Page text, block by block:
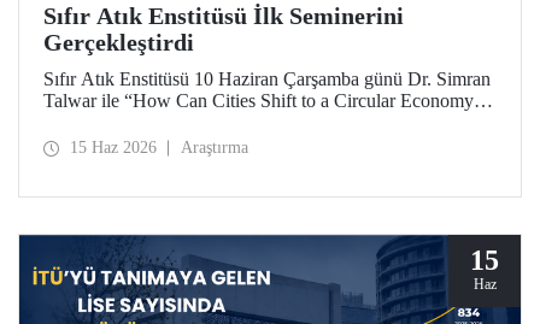
Sıfır Atık Enstitüsü İlk Seminerini
Gerçekleştirdi
Sıfır Atık Enstitüsü 10 Haziran Çarşamba günü Dr. Simran
Talwar ile “How Can Cities Shift to a Circular Economy? -
başlıklı seminerini verdi.
15 Haz 2026 Araştırma
15
Haz